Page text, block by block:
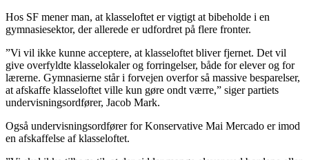
Hos SF mener man, at klasseloftet er vigtigt at bibeholde i en
gymnasiesektor, der allerede er udfordret på flere fronter.
”Vi vil ikke kunne acceptere, at klasseloftet bliver fjernet. Det vil
give overfyldte klasselokaler og forringelser, både for elever og for
lærerne. Gymnasierne står i forvejen overfor så massive besparelser,
at afskaffe klasseloftet ville kun gøre ondt værre,” siger partiets
undervisningsordfører, Jacob Mark.
Også undervisningsordfører for Konservative Mai Mercado er imod
en afskaffelse af klasseloftet.